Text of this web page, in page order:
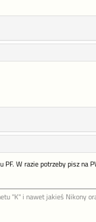
W razie potrzeby pisz na
"K" i nawet jakieś Nikony